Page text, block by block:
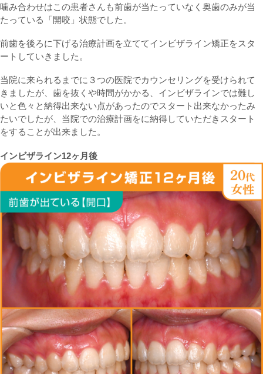
噛み合わせはこの患者さんも前歯が当たっていなく奥歯のみが当
たっている「開咬」状態でした。
前歯を後ろに下げる治療計画を立ててインビザライン矯正をスタ
ートしていきました。
当院に来られるまでに３つの医院でカウンセリングを受けられて
きましたが、歯を抜くや時間がかかる、インビザラインでは難し
いと色々と納得出来ない点があったのでスタート出来なかったみ
たいでしたが、当院での治療計画をに納得していただきスタート
をすることが出来ました。
インビザライン12ヶ月後